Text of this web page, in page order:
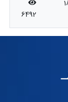
6492